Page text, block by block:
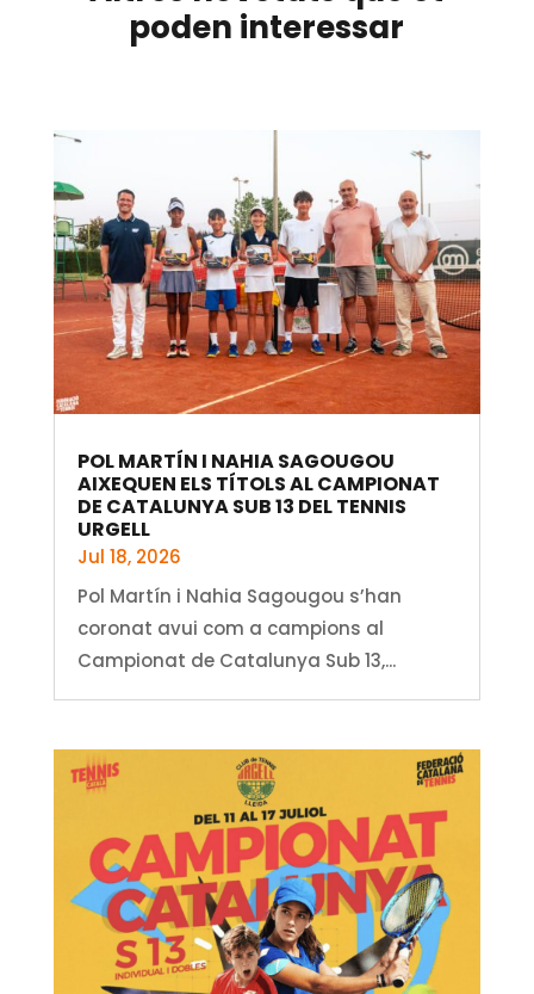
poden interessar
POL MARTÍN I NAHIA SAGOUGOU
AIXEQUEN ELS TÍTOLS AL CAMPIONAT
DE CATALUNYA SUB 13 DEL TENNIS
URGELL
Jul 18, 2026
Pol Martín i Nahia Sagougou s’han
coronat avui com a campions al
Campionat de Catalunya Sub 13,...